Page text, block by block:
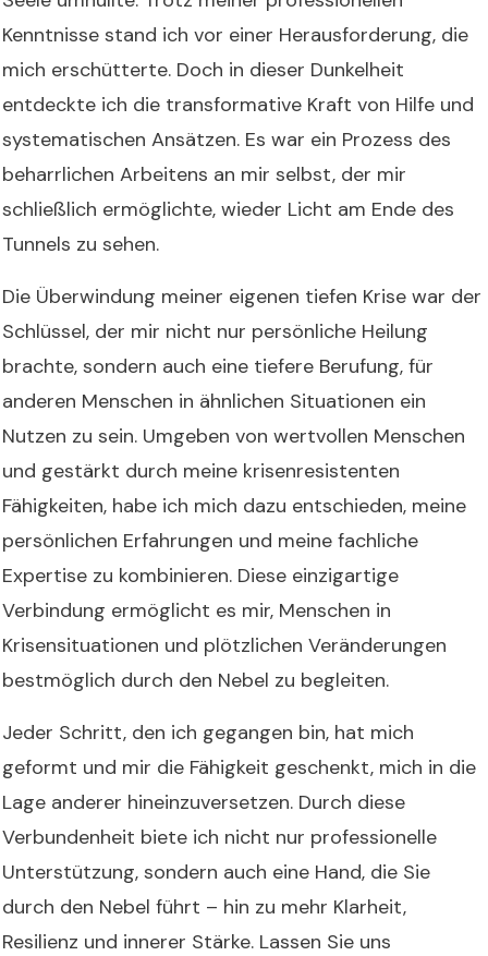
Kenntnisse stand ich vor einer Herausforderung, die
mich erschütterte. Doch in dieser Dunkelheit
entdeckte ich die transformative Kraft von Hilfe und
systematischen Ansätzen. Es war ein Prozess des
beharrlichen Arbeitens an mir selbst, der mir
schließlich ermöglichte, wieder Licht am Ende des
Tunnels zu sehen.
Die Überwindung meiner eigenen tiefen Krise war der
Schlüssel, der mir nicht nur persönliche Heilung
brachte, sondern auch eine tiefere Berufung, für
anderen Menschen in ähnlichen Situationen ein
Nutzen zu sein. Umgeben von wertvollen Menschen
und gestärkt durch meine krisenresistenten
Fähigkeiten, habe ich mich dazu entschieden, meine
persönlichen Erfahrungen und meine fachliche
Expertise zu kombinieren. Diese einzigartige
Verbindung ermöglicht es mir, Menschen in
Krisensituationen und plötzlichen Veränderungen
bestmöglich durch den Nebel zu begleiten.
Jeder Schritt, den ich gegangen bin, hat mich
geformt und mir die Fähigkeit geschenkt, mich in die
Lage anderer hineinzuversetzen. Durch diese
Verbundenheit biete ich nicht nur professionelle
Unterstützung, sondern auch eine Hand, die Sie
durch den Nebel führt – hin zu mehr Klarheit,
Resilienz und innerer Stärke. Lassen Sie uns